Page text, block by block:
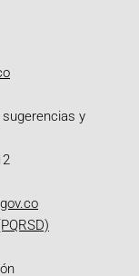
y